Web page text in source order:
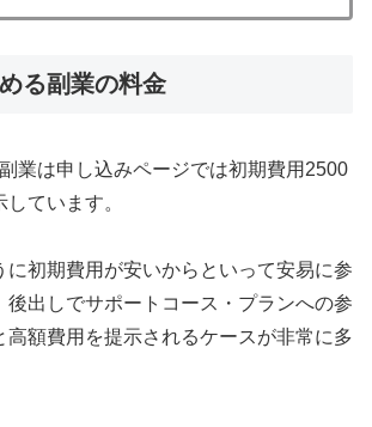
る副業の料金
業は申し込みページでは初期費用2500
ています。
に初期費用が安いからといって安易に参
後出しでサポートコース・プランへの参
高額費用を提示されるケースが非常に多